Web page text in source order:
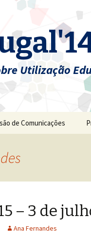
Utilização
de Comunicações
– 3 de
Ana Fernandes